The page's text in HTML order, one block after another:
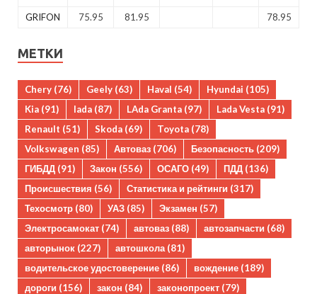
GRIFON
75.95 81.95 78.95
МЕТКИ
Chery (76) Geely (63) Haval (54) Hyundai (105)
Kia (91) lada (87) LAda Granta (97) Lada Vesta (91)
Renault (51) Skoda (69) Toyota (78)
Volkswagen (85) Автоваз (706) Безопасность (209)
ГИБДД (91) Закон (556) ОСАГО (49) ПДД (136)
Происшествия (56) Статистика и рейтинги (317)
Техосмотр (80) УАЗ (85) Экзамен (57)
Электросамокат (74) автоваз (88) автозапчасти (68)
авторынок (227) автошкола (81)
водительское удостоверение (86) вождение (189)
дороги (156) закон (84) законопроект (79)